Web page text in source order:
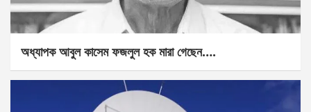
অধ্যাপক আবুল কাসেম ফজলুল হক মারা গেছেন….